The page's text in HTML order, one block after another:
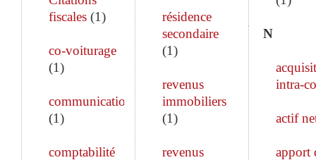
fiscales (1)
co-voiturage
(1)
communication
(1)
comptabilité
résidence
secondaire
(1)
revenus
immobiliers
(1)
revenus
N
intra-
actif
apport